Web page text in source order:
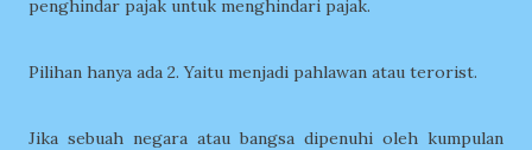
penghindar pajak untuk menghindari pajak.
Pilihan hanya ada 2. Yaitu menjadi pahlawan atau terorist.
Jika sebuah negara atau bangsa dipenuhi oleh kumpulan